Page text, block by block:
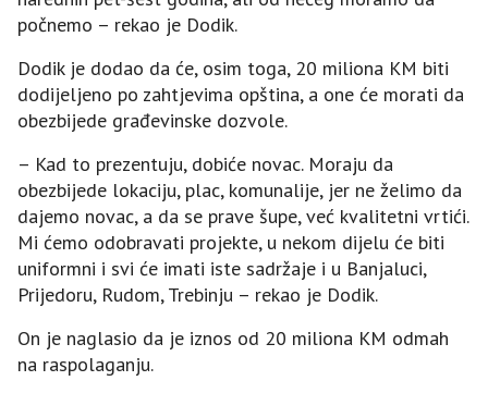
počnemo – rekao je Dodik.
Dodik je dodao da će, osim toga, 20 miliona KM biti
dodijeljeno po zahtjevima opština, a one će morati da
obezbijede građevinske dozvole.
– Kad to prezentuju, dobiće novac. Moraju da
obezbijede lokaciju, plac, komunalije, jer ne želimo da
dajemo novac, a da se prave šupe, već kvalitetni vrtići.
Mi ćemo odobravati projekte, u nekom dijelu će biti
uniformni i svi će imati iste sadržaje i u Banjaluci,
Prijedoru, Rudom, Trebinju – rekao je Dodik.
On je naglasio da je iznos od 20 miliona KM odmah
na raspolaganju.